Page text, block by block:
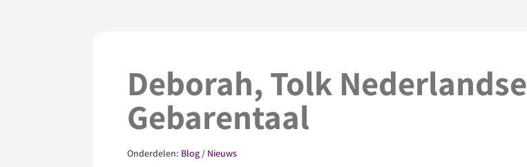
Deborah, Tolk Nederlandse
Gebarentaal
Onderdelen: Blog / Nieuws